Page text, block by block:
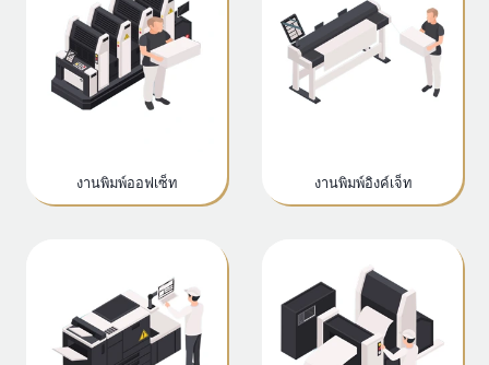
งานพิมพ์ออฟเซ็ท งานพิมพ์อิงค์เจ็ท